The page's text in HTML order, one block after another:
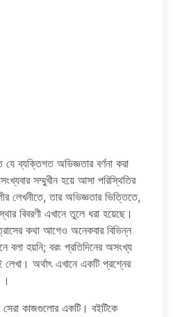
যে ব্যক্তিগত অভিজ্ঞতার বর্ণনা করা
সম্মুখীন হয়ে আসা পরিস্থিতির
তার অভিজ্ঞতার ভিত্তিতে,
বিবরণী এখানে তুলে ধরা হয়েছে।
কথা আগেও অনেকবার বিভিন্ন
বলা হয়নি; বরং প্রতিদিনের অসংখ্য
লেখা। অর্থাৎ এখানে একটি প্রশ্নের
।
সেরা কাজগুলোর একটি। বইটিকে